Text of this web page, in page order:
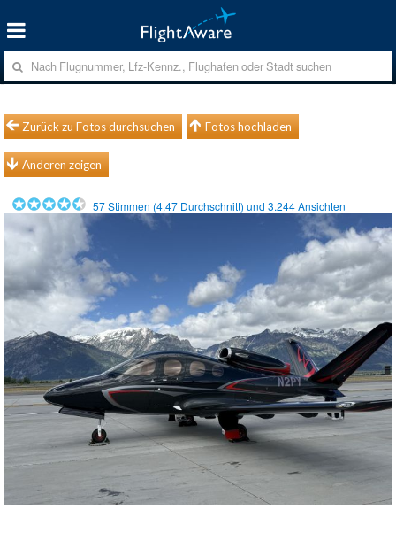
Zurück zu Fotos durchsuchen Fotos hochladen
Anderen zeigen
57Stimmen (4.47 Durchschnitt) und3.244Ansichten